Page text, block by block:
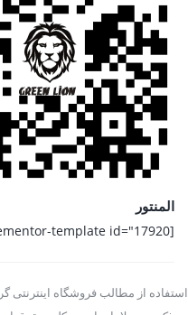
المنتور
[elementor-template id="17920"]
استفاده از مطالب فروشگاه اینترنتی